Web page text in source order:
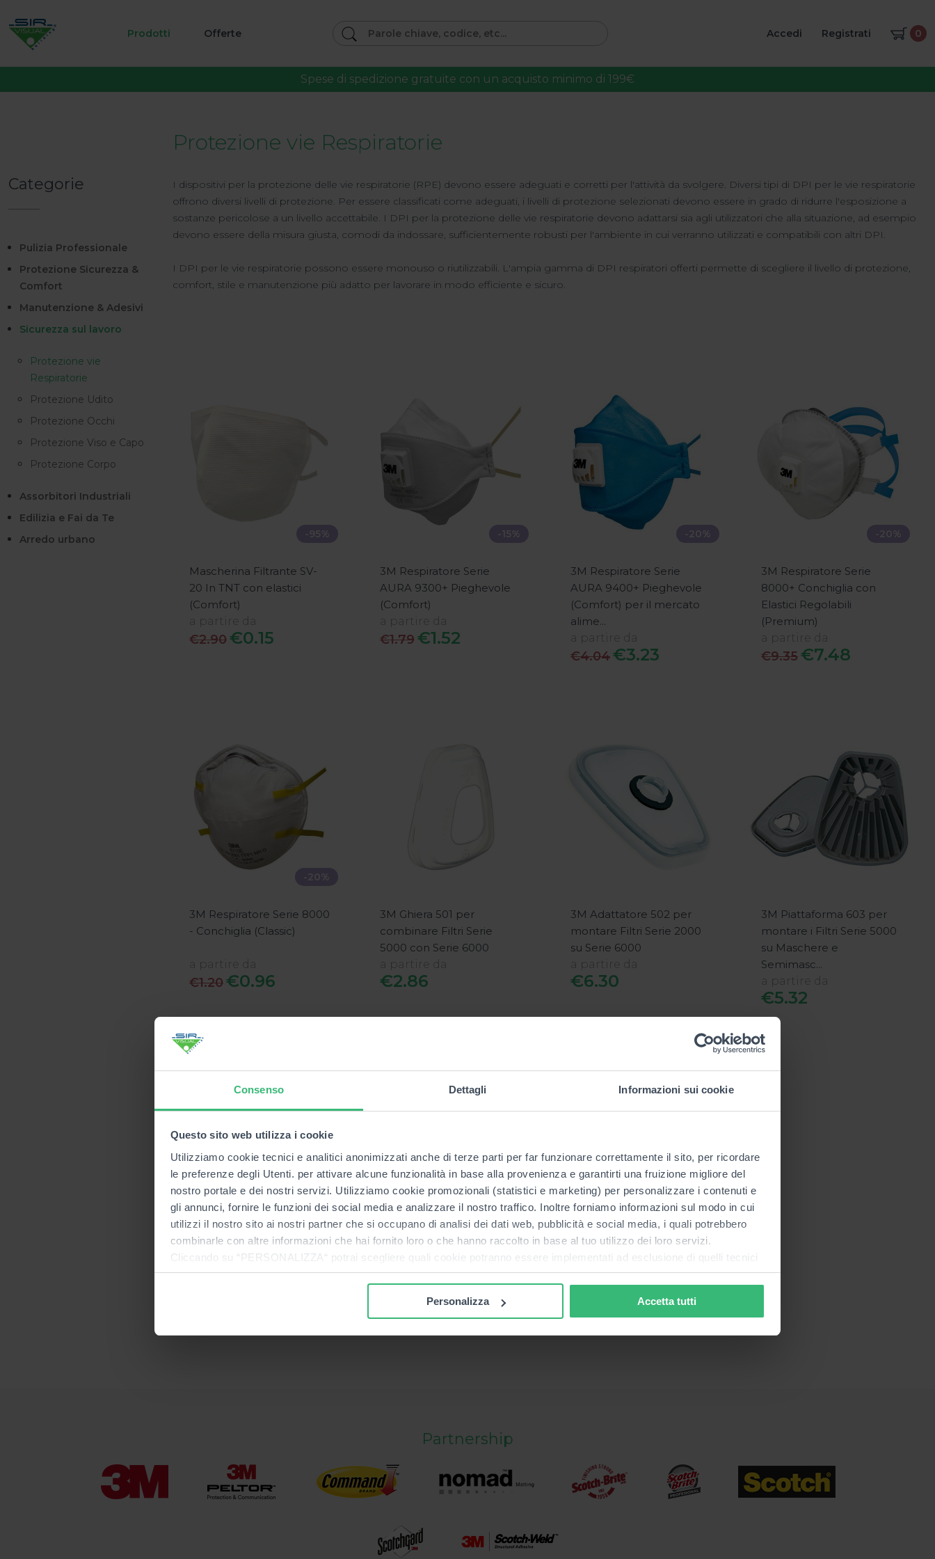
Consenso Dettagli Informazioni sui cookie
Questo sito web utilizza i cookie
Utilizziamo cookie tecnici e analitici anonimizzati anche di terze parti per far funzionare correttamente il sito, per ricordare
le preferenze degli Utenti. per attivare alcune funzionalità in base alla provenienza e garantirti una fruizione migliore del
nostro portale e dei nostri servizi. Utilizziamo cookie promozionali (statistici e marketing) per personalizzare i contenuti e
gli annunci, fornire le funzioni dei social media e analizzare il nostro traffico. Inoltre forniamo informazioni sul modo in cui
utilizzi il nostro sito ai nostri partner che si occupano di analisi dei dati web, pubblicità e social media, i quali potrebbero
combinarle con altre informazioni che hai fornito loro o che hanno raccolto in base al tuo utilizzo dei loro servizi.
Cliccando su “PERSONALIZZA“ potrai scegliere quali cookie potranno essere implementati ad esclusione di quelli tecnici
che sono necessari per il funzionamento del sito. Cliccando su “ACCETTA TUTTI” invece accetterai di implementare tutti i
informazioni complete ti invitiamo a consultare le "Informazioni sui Cookie" qui sopra.
Personalizza Accetta tutti
Spese di spedizione gratuite con un acquisto minimo di 199€
Prodotti Offerte Accedi Registrati 0
Categorie
Pulizia Professionale
Protezione Sicurezza &
Comfort
Manutenzione & Adesivi
Sicurezza sul lavoro
Protezione vie
Respiratorie
Protezione Udito
Protezione Occhi
Protezione Viso e Capo
Protezione Corpo
Assorbitori Industriali
Edilizia e Fai da Te
Arredo urbano
Protezione vie Respiratorie
I dispositivi per la protezione delle vie respiratorie (RPE) devono essere adeguati e corretti per l'attività da svolgere. Diversi tipi di DPI per le vie respiratorie
offrono diversi livelli di protezione. Per essere classificati come adeguati, i livelli di protezione selezionati devono essere in grado di ridurre l'esposizione a
sostanze pericolose a un livello accettabile. I DPI per la protezione delle vie respiratorie devono adattarsi sia agli utilizzatori che alla situazione, ad esempio
devono essere della misura giusta, comodi da indossare, sufficientemente robusti per l'ambiente in cui verranno utilizzati e compatibili con altri DPI.
I DPI per le vie respiratorie possono essere monouso o riutilizzabili. L'ampia gamma di DPI respiratori offerti permette di scegliere il livello di protezione,
comfort, stile e manutenzione più adatto per lavorare in modo efficiente e sicuro.
-95%
Mascherina Filtrante SV-
20 In TNT con elastici
(Comfort)
a partire da
€2.90€0.15
-15%
3M Respiratore Serie
AURA 9300+ Pieghevole
(Comfort)
a partire da
€1.79€1.52
-20%
3M Respiratore Serie
AURA 9400+ Pieghevole
(Comfort) per il mercato
alime...
a partire da
€4.04€3.23
-20%
3M Respiratore Serie
8000+ Conchiglia con
Elastici Regolabili
(Premium)
a partire da
€9.35€7.48
-20%
3M Respiratore Serie 8000
- Conchiglia (Classic)
a partire da
€1.20€0.96
3M Ghiera 501 per
combinare Filtri Serie
5000 con Serie 6000
a partire da
€2.86
3M Adattatore 502 per
montare Filtri Serie 2000
su Serie 6000
a partire da
€6.30
3M Piattaforma 603 per
montare i Filtri Serie 5000
su Maschere e
Semimasc...
a partire da
€5.32
-20%
3M Filtri Serie 2000 con
aggancio diretto
Partnership